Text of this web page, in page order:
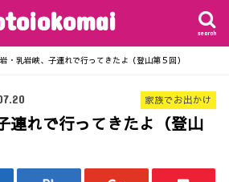
search
・乳岩峡、子連れで行ってきたよ（登山第５回）
家族でお出かけ
連れで行ってきたよ（登山